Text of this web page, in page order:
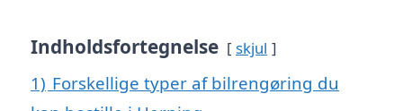
Indholdsfortegnelse skjul
1) Forskellige typer af bilrengøring du